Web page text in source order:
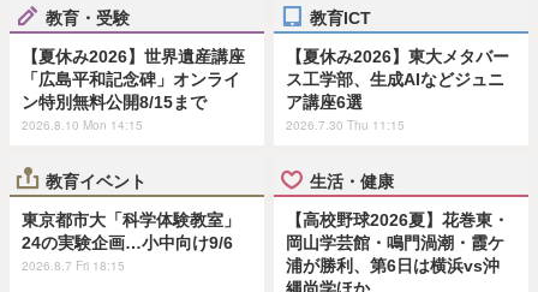
教育・受験
【夏休み2026】世界遺産講座
「広島平和記念碑」オンライ
ン特別無料公開8/15まで
2026.8.10 Mon 14:15
教育ICT
【夏休み2026】東大メタバー
ス工学部、生成AIなどジュニ
ア講座6選
2026.7.30 Thu 11:15
教育イベント
東京都市大「科学体験教室」
24の実験企画…小中向け9/6
2026.8.7 Fri 18:15
生活・健康
【高校野球2026夏】花巻東・
岡山学芸館・鳴門渦潮・霞ケ
浦が勝利、第6日は横浜vs沖